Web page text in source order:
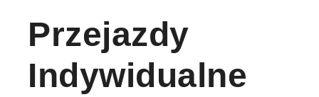
Przejazdy
Indywidualne